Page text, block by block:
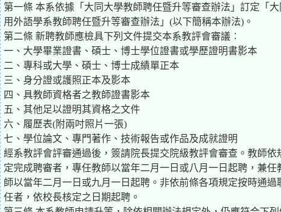
第一條 本系依據「大同大學教師聘任暨升等審查辦法」訂定「
用外語學系教師聘任暨升等審查辦法」(以下簡稱本辦法)。
第二條 新聘教師應檢具下列文件提交本系教評會審議︰
一、大學畢業證書、碩士、博士學位證書或學歷證明書影本
二、專科或大學、碩士、博士成績單正本
三、身分證或護照正本及影本
四、具教師資格者之教師證書影本
五、其他足以證明其資格之文件
六、履歷表(附兩吋照片一張)
七、學位論文、專門著作、技術報告或作品及成就證明
經系教評會評審通過後，簽請院長提交院級教評會審查。教師依
定完成聘審者，專任教師以當年二月一日或八月一日起聘，兼任
師以當年二月一日或九月一日起聘。非依前條各項規定按時通過
任者，依校長核定之日期起聘。